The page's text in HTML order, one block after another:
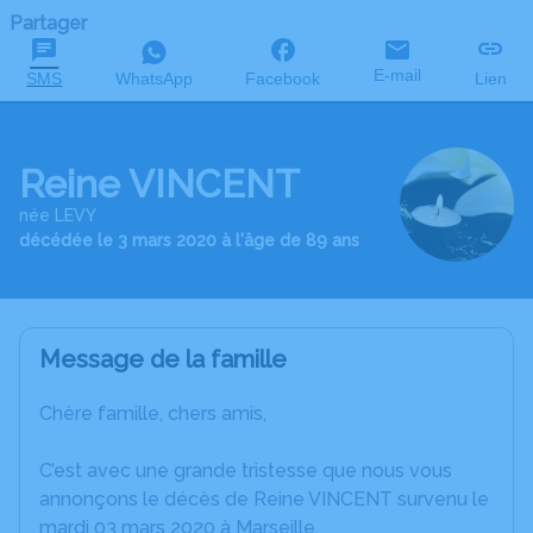
Partager
SMS WhatsApp Facebook E-mail Lien
Reine VINCENT
née LEVY
décédée le 3 mars 2020 à l'âge de 89 ans
Message de la famille
Chère famille, chers amis,
C’est avec une grande tristesse que nous vous
annonçons le décès de Reine VINCENT survenu le
mardi 03 mars 2020 à Marseille.